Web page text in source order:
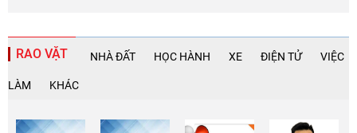
RAO VẶT NHÀ ĐẤT HỌC HÀNH XE ĐIỆN TỬ VIỆC
LÀM KHÁC